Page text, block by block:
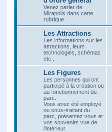
Venez parler de
Mirapolis dans cette
rubrique
Les Attractions
Les informations sur les
attractions, leurs
technologies, schémas
etc...
Les Figures
Les personnes qui ont
participé à la création ou
au fonctionnement du
parc.
Vous avez été employé
ou sous-traitant du
parc, présentez vous et
vos souvenirs vue de
l’intérieur.